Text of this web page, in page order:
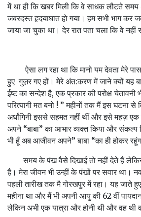
में था ही कि खबर मिली कि वे साधक लौटते
जबरदस्त हृदयाघात हो गया। हम सभी भाग कर
जाया जा चुका था। देर रात पता चला कि वे
ऐसा लग रहा था कि मानो यम देवता मेरे
हुए गुज़र गए हों। मेरे अंत:करण में जाने क्यों यह
ईष्ट का सन्देश है, एक प्रकार की परोक्ष
परित्यागी मत बनो ! ” महीनों तक मैं इस घटना से
अर्धांगिनी इससे सहमत नहीं थीं और इसे महज़ एक
अपने “बाबा” का आभार व्यक्त किया और संकल्प
भी हूँ अब आजीवन अपने” बाबा “का ही होकर
समय के पंख वैसे दिखाई तो नहीं देते हैं
है। मेरा जीवन भी उन्हीं के पंखों पर सवार था।
पहली तारीख तक मै गोरखपुर में रहा। यह जाते
महीना था और मैं भी अपनी आयु की 62 वीं
लेकिन अभी एक यात्रा और होनी थी और वह थी